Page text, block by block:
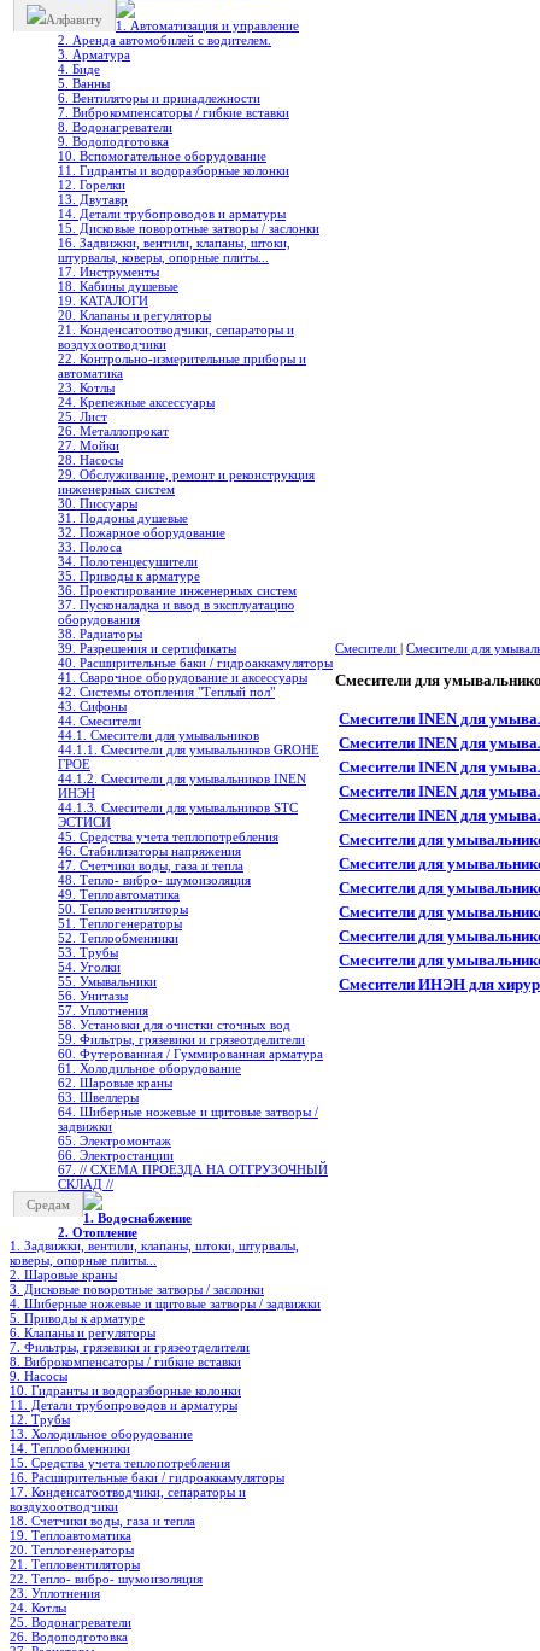
Алфавиту
1. Автоматизация и управление
2. Аренда автомобилей с водителем.
3. Арматура
4. Биде
5. Ванны
6. Вентиляторы и принадлежности
7. Виброкомпенсаторы / гибкие вставки
8. Водонагреватели
9. Водоподготовка
10. Вспомогательное оборудование
11. Гидранты и водоразборные колонки
12. Горелки
13. Двутавр
14. Детали трубопроводов и арматуры
15. Дисковые поворотные затворы / заслонки
16. Задвижки, вентили, клапаны, штоки,
штурвалы, коверы, опорные плиты...
17. Инструменты
18. Кабины душевые
19. КАТАЛОГИ
20. Клапаны и регуляторы
21. Конденсатоотводчики, сепараторы и
воздухоотводчики
22. Контрольно-измерительные приборы и
автоматика
23. Котлы
24. Крепежные аксессуары
25. Лист
26. Металлопрокат
27. Мойки
28. Насосы
29. Обслуживание, ремонт и реконструкция
инженерных систем
30. Писсуары
31. Поддоны душевые
32. Пожарное оборудование
33. Полоса
34. Полотенцесушители
35. Приводы к арматуре
36. Проектирование инженерных систем
37. Пусконаладка и ввод в эксплуатацию
оборудования
38. Радиаторы
39. Разрешения и сертификаты
40. Расширительные баки / гидроаккамуляторы
41. Сварочное оборудование и аксессуары
42. Системы отопления "Теплый пол"
43. Сифоны
44. Смесители
44.1. Смесители для умывальников
44.1.1. Смесители для умывальников GROHE
ГРОЕ
44.1.2. Смесители для умывальников INEN
ИНЭН
44.1.3. Смесители для умывальников STC
ЭСТИСИ
45. Средства учета теплопотребления
46. Стабилизаторы напряжения
47. Счетчики воды, газа и тепла
48. Тепло- вибро- шумоизоляция
49. Теплоавтоматика
50. Тепловентиляторы
51. Теплогенераторы
52. Теплообменники
53. Трубы
54. Уголки
55. Умывальники
56. Унитазы
57. Уплотнения
58. Установки для очистки сточных вод
59. Фильтры, грязевики и грязеотделители
60. Футерованная / Гуммированная арматура
61. Холодильное oборудование
62. Шаровые краны
63. Швеллеры
64. Шиберные ножевые и щитовые затворы /
задвижки
65. Электромонтаж
66. Электростанции
67. // СХЕМА ПРОЕЗДА НА ОТГРУЗОЧНЫЙ
СКЛАД //
Средам
1. Водоснабжение
2. Отопление
1. Задвижки, вентили, клапаны, штоки, штурвалы,
коверы, опорные плиты...
2. Шаровые краны
3. Дисковые поворотные затворы / заслонки
4. Шиберные ножевые и щитовые затворы / задвижки
5. Приводы к арматуре
6. Клапаны и регуляторы
7. Фильтры, грязевики и грязеотделители
8. Виброкомпенсаторы / гибкие вставки
9. Насосы
10. Гидранты и водоразборные колонки
11. Детали трубопроводов и арматуры
12. Трубы
13. Холодильное oборудование
14. Теплообменники
15. Средства учета теплопотребления
16. Расширительные баки / гидроаккамуляторы
17. Конденсатоотводчики, сепараторы и
воздухоотводчики
18. Счетчики воды, газа и тепла
19. Теплоавтоматика
20. Теплогенераторы
21. Тепловентиляторы
22. Тепло- вибро- шумоизоляция
23. Уплотнения
24. Котлы
25. Водонагреватели
26. Водоподготовка
Смесители | Смесители для
Смесители для
Смесители INEN для
Смесители INEN для
Смесители INEN для
Смесители INEN для
Смесители INEN для
Смесители для
Смесители для
Смесители для
Смесители для
Смесители для
Смесители для
Смесители ИНЭН для